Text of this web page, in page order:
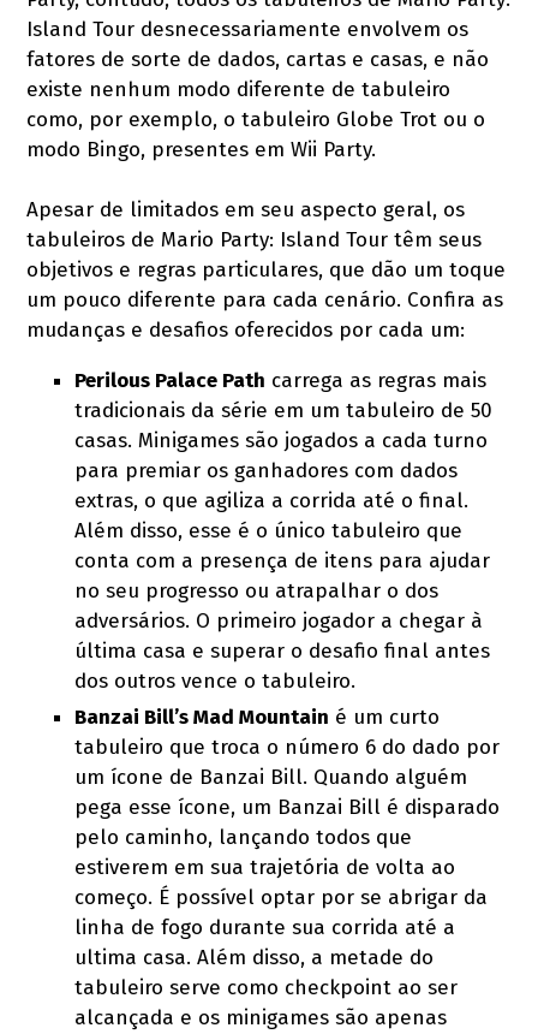
Island Tour desnecessariamente envolvem os
fatores de sorte de dados, cartas e casas, e não
existe nenhum modo diferente de tabuleiro
como, por exemplo, o tabuleiro Globe Trot ou o
modo Bingo, presentes em Wii Party.
Apesar de limitados em seu aspecto geral, os
tabuleiros de Mario Party: Island Tour têm seus
objetivos e regras particulares, que dão um toque
um pouco diferente para cada cenário. Confira as
mudanças e desafios oferecidos por cada um:
Perilous Palace Path carrega as regras mais
tradicionais da série em um tabuleiro de 50
casas. Minigames são jogados a cada turno
para premiar os ganhadores com dados
extras, o que agiliza a corrida até o final.
Além disso, esse é o único tabuleiro que
conta com a presença de itens para ajudar
no seu progresso ou atrapalhar o dos
adversários. O primeiro jogador a chegar à
última casa e superar o desafio final antes
dos outros vence o tabuleiro.
Banzai Bill’s Mad Mountain é um curto
tabuleiro que troca o número 6 do dado por
um ícone de Banzai Bill. Quando alguém
pega esse ícone, um Banzai Bill é disparado
pelo caminho, lançando todos que
estiverem em sua trajetória de volta ao
começo. É possível optar por se abrigar da
linha de fogo durante sua corrida até a
ultima casa. Além disso, a metade do
tabuleiro serve como checkpoint ao ser
alcançada e os minigames são apenas